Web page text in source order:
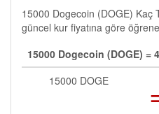
15000 Dogecoin (DOGE) Kaç
güncel kur fiyatına göre
15000 Dogecoin (DOGE) =
15000 DOGE